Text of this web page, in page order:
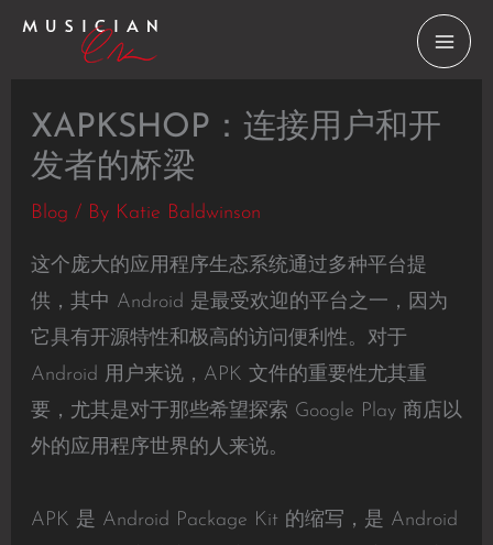
Skip
XAPKSHOP：连接用户和开
发者的桥梁
Blog / By Katie Baldwinson
这个庞大的应用程序生态系统通过多种平台提
供，其中 Android 是最受欢迎的平台之一，因为
它具有开源特性和极高的访问便利性。对于
Android 用户来说，APK 文件的重要性尤其重
要，尤其是对于那些希望探索 Google Play 商店以
外的应用程序世界的人来说。
APK 是 Android Package Kit 的缩写，是 Android